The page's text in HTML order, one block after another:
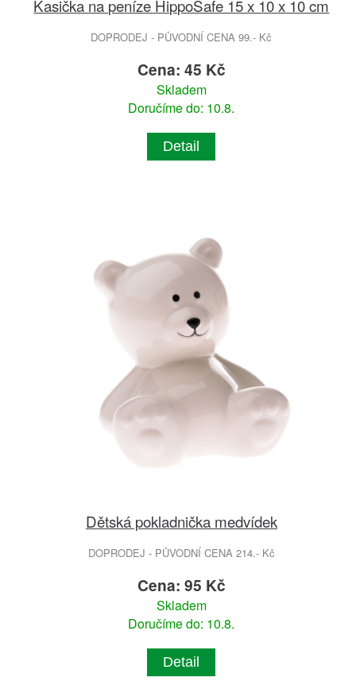
Kasička na peníze HippoSafe 15 x 10 x 10 cm
DOPRODEJ - PŮVODNÍ CENA 99.- Kč
Cena: 45 Kč
Skladem
Doručíme do: 10.8.
Detail
Dětská pokladnička medvídek
DOPRODEJ - PŮVODNÍ CENA 214.- Kč
Cena: 95 Kč
Skladem
Doručíme do: 10.8.
Detail